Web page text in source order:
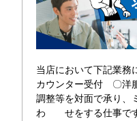
当店において下記業
カウンター受付 〇洋
調整等を対面で承り、
わ せをする仕事で